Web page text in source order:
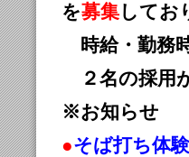
を募集してお
時給・勤務
２名の採用
※お知らせ
●そば打ち体